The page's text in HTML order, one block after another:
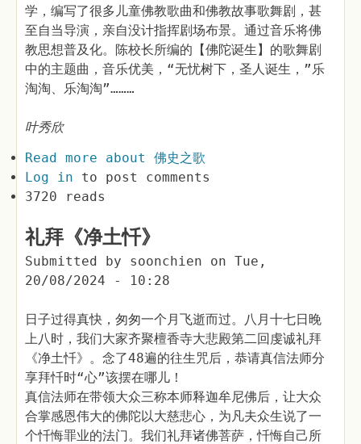
学，编写了很多儿童佛教歌曲和佛教故事歌舞剧，甚
至自当导演，亲自没计指挥剧场布景。通过音乐将佛
教思想普及化。陈校长所编的【佛陀诞生】的歌舞剧
中的主题曲，音乐优美，“无忧树下，圣人诞生，”乐
淘淘、乐淘淘”………
叶秀欣
Read more about 佛史之歌
Log in to post comments
3720 reads
礼拜《净土忏》
Submitted by soonchien on Tue,
20/08/2024 - 10:28
日子过得真快，匆匆一个月飞逝而过。八月十七日晚
上八时，我们大家齐聚檀香寺大悲殿第二回虔诚礼拜
《净土忏》。念了48遍的往生咒后，恭请真信法师分
享拜忏时“心”该摆在哪儿！
真信法师在带领大众三称本师释迦牟尼佛后，让大众
合掌感恩伟大的佛陀以大慈悲心，为凡夫众生说了一
个忏悔罪业的法门。我们礼拜诸佛菩萨，忏悔自己所